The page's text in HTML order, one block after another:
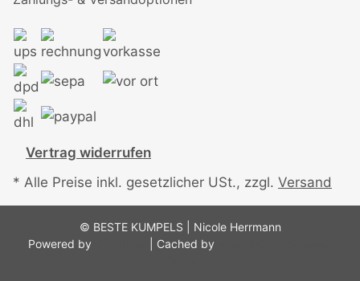
Vertrag widerrufen
* Alle Preise inkl. gesetzlicher USt., zzgl. Versand
© BESTE KUMPELS | Nicole Herrmann
Powered by
| Cached by